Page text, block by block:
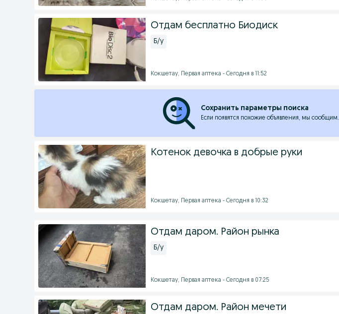
Отдам бесплатно Биодиск
Б/у
Кокшетау, Первая аптека - Сегодня в 11:52
Сохранить параметры поиска
Если появятся похожие объявления, мы сообщим.
Котенок девочка в добрые руки
Кокшетау, Первая аптека - Сегодня в 10:32
Отдам даром. Район рынка
Б/у
Кокшетау, Первая аптека - Сегодня в 07:25
Отдам даром. Район мечети